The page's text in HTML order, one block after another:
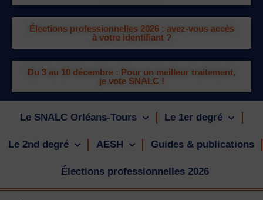
Élections professionnelles 2026 : avez-vous accès
à votre identifiant ?
Du 3 au 10 décembre : Pour un meilleur traitement,
je vote SNALC !
Le SNALC Orléans-Tours Le 1er degré
Le 2nd degré AESH Guides & publications
Élections professionnelles 2026